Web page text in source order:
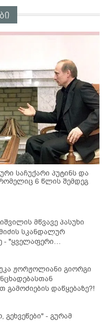
საჩუქარი პუტინს და
6 წლის შემდეგ
მწვავე პასუხი
სკანდალურ
- "ყველაფერი
კამანში მოკლული
ჟორჟოლიანი გიორგი
გამოძიების დაწყებაზე?!
გეხვეწები" - გუ­რა­მ